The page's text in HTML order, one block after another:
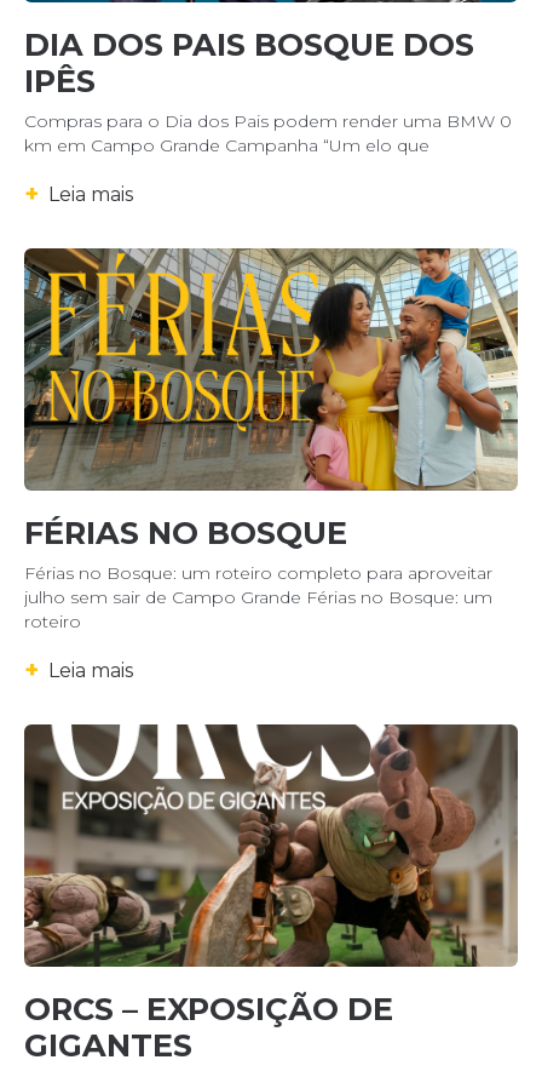
DIA DOS PAIS BOSQUE DOS
IPÊS
Compras para o Dia dos Pais podem render uma BMW 0
km em Campo Grande Campanha “Um elo que
+ Leia mais
FÉRIAS NO BOSQUE
Férias no Bosque: um roteiro completo para aproveitar
julho sem sair de Campo Grande Férias no Bosque: um
roteiro
+ Leia mais
ORCS – EXPOSIÇÃO DE
GIGANTES